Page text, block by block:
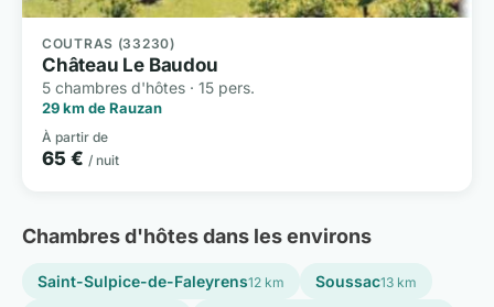
COUTRAS (33230)
Château Le Baudou
5 chambres d'hôtes · 15 pers.
29 km de Rauzan
À partir de
65 € / nuit
Chambres d'hôtes dans les environs
Saint-Sulpice-de-Faleyrens12 km Soussac13 km